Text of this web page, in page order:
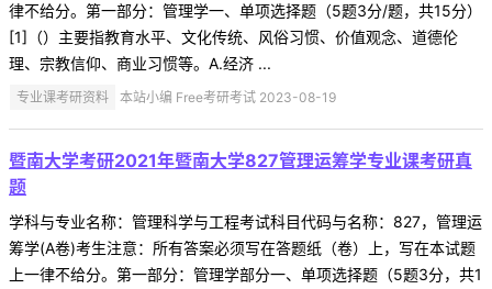
律不给分。第一部分：管理学一、单项选择题（5题3分/题，共15分）
[1]（）主要指教育水平、文化传统、风俗习惯、价值观念、道德伦
理、宗教信仰、商业习惯等。A.经济 ...
专业课考研资料 本站小编 Free考研考试 2023-08-19
暨南大学考研2021年暨南大学827管理运筹学专业课考研真
题
学科与专业名称：管理科学与工程考试科目代码与名称：827，管理运
筹学(A卷)考生注意：所有答案必须写在答题纸（卷）上，写在本试题
上一律不给分。第一部分：管理学部分一、单项选择题（5题3分，共1